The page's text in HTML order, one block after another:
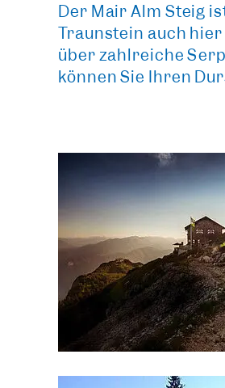
Der Mair Alm Steig
Traunstein auch hier
über zahlreiche
können Sie Ihren